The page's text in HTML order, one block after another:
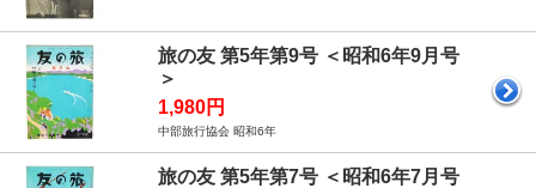
旅の友 第5年第9号 ＜昭和6年9月号
＞
1,980円
中部旅行協会 昭和6年
旅の友 第5年第7号 ＜昭和6年7月号